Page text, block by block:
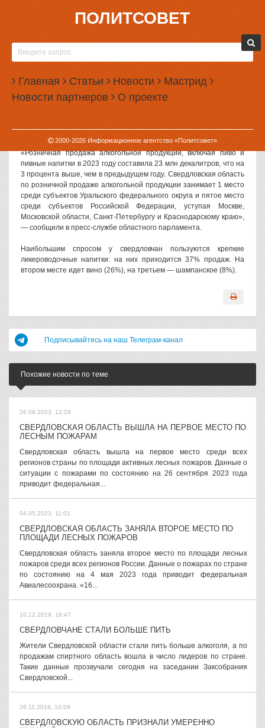
ПОЛИТСОВЕТ
Главная Статьи Новости Мастрид
Новости партнеров О проекте
2000-2026Информационное агентство «Политсовет»
23.05.2024, 10:46
СВЕРДЛОВСКАЯ ОБЛАСТЬ ЗАНЯЛА ПЯТОЕ
МЕСТО ПО ПРОДАЖАМ АЛКОГОЛЯ
Свердловская область заняла первое место на Урале и пятое
место в стране по продажам алкогольных напитков.
Такие данные прозвучали накануне на заседании комитета по
аграрной политике в региональном Заксобрании.
«Розничная продажа алкогольной продукции, включая пиво и
пивные напитки в 2023 году составила 23 млн декалитров, что на
3 процента выше, чем в предыдущем году. Свердловская область
по розничной продаже алкогольной продукции занимает 1 место
среди субъектов Уральского федерального округа и пятое место
среди субъектов Российской Федерации, уступая Москве,
Московской области, Санкт-Петербургу и Краснодарскому краю»,
— сообщили в пресс-службе областного парламента.
Наибольшим спросом у свердловчан пользуются крепкие
ликероводочные напитки: на них приходится 37% продаж. На
втором месте идет вино (26%), на третьем — шампанское (8%).
Подписывайтесь на наш Телеграм-канал
Похожие новости по теме
26.09.2023, 12:29
СВЕРДЛОВСКАЯ ОБЛАСТЬ ВЫШЛА НА ПЕРВОЕ МЕСТО ПО
ЛЕСНЫМ ПОЖАРАМ
Свердловская область вышла на первое место среди всех
регионов страны по площади активных лесных пожаров. Данные о
ситуации с пожарами по состоянию на 26 сентября 2023 года
приводит федеральная...
04.05.2023, 11:01
СВЕРДЛОВСКАЯ ОБЛАСТЬ ЗАНЯЛА ВТОРОЕ МЕСТО ПО
ПЛОЩАДИ ЛЕСНЫХ ПОЖАРОВ
Свердловская область заняла второе место по площади лесных
пожаров среди всех регионов России. Данные о пожарах по стране
по состоянию на 4 мая 2023 года приводит федеральная
Авиалесоохрана. «16...
10.12.2019, 16:47
СВЕРДЛОВЧАНЕ СТАЛИ БОЛЬШЕ ПИТЬ
Жители Свердловской области стали пить больше алкоголя, а по
продажам спиртного область вошла в число лидеров по стране.
Такие данные прозвучали сегодня на заседании Заксобрания
Свердловской...
26.11.2018, 10:09
СВЕРДЛОВСКУЮ ОБЛАСТЬ ПРИЗНАЛИ УМЕРЕННО